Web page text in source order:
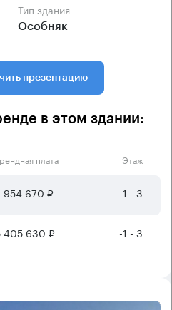
Тип здания
Особняк
презентацию
в этом здании:
плата Этаж
954 670 ₽ -1 - 3
405 630 ₽ -1 - 3